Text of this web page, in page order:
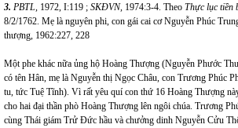
3. PBTL, 1972, I:119 ; SKĐVN, 1974:3-4. Theo Thực lục tiền
8/2/1762. Mẹ là nguyên phi, con gái cai cơ Nguyễn Phúc
thượng, 1962:227, 228
Một phe khác nữa ủng hộ Hoàng Thượng (Nguyễn Phước
có tên Hân, mẹ là Nguyễn thị Ngọc Châu, con Trương Phúc
tu, tức Tuệ Tĩnh). Vì rất yêu quí con thứ 16 Hoàng Thượng
cho hai đại thần phò Hoàng Thượng lên ngôi chúa. Trương
cùng Thái giám Trử Đức hầu và chưởng dinh Nguyễn Cửu